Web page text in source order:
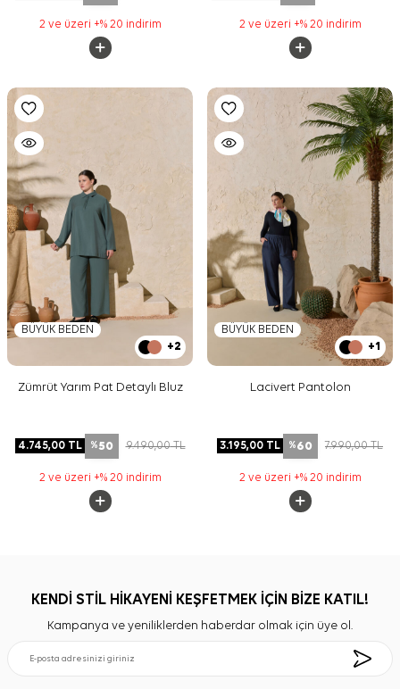
2 ve üzeri +% 20 indirim 2 ve üzeri +% 20 indirim
BÜYÜK BEDEN
+2
Zümrüt Yarım Pat Detaylı Bluz
4.745,00TL %50 9.490,00TL
2 ve üzeri +% 20 indirim
BÜYÜK BEDEN
+1
Lacivert Pantolon
3.195,00 TL %60 7.990,00TL
2 ve üzeri +% 20 indirim
KENDİ STİL HİKAYENİ KEŞFETMEK İÇİN BİZE KATIL!
Kampanya ve yeniliklerden haberdar olmak için üye ol.